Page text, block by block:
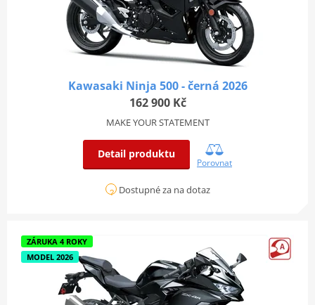
Kawasaki Ninja 500 - černá 2026
162 900 Kč
MAKE YOUR STATEMENT
Detail produktu
Porovnat
Dostupné za na dotaz
ZÁRUKA 4 ROKY
MODEL 2026